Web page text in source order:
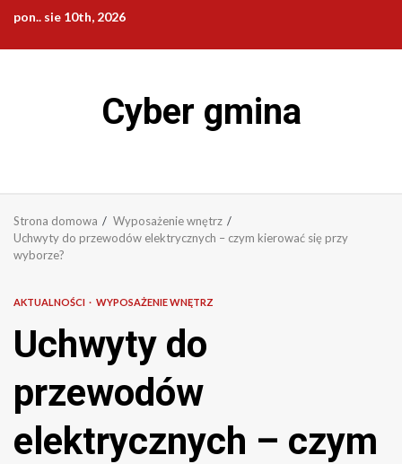
treści
pon.. sie 10th, 2026
Cyber gmina
Strona domowa
Wyposażenie wnętrz
Uchwyty do przewodów elektrycznych – czym kierować się przy
wyborze?
AKTUALNOŚCI WYPOSAŻENIE WNĘTRZ
Uchwyty do
przewodów
elektrycznych – czym